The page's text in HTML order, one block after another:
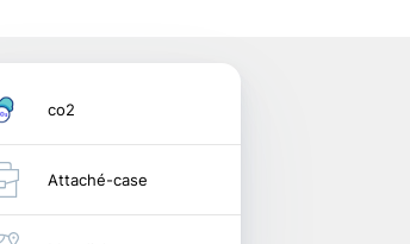
co2
Attaché-case